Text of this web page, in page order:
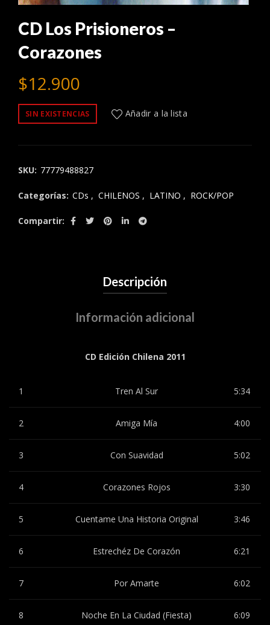
CD Los Prisioneros –
Corazones
$12.900
SIN EXISTENCIAS Añadir a la lista
SKU: 77779488827
Categorías: CDs , CHILENOS , LATINO , ROCK/POP
Compartir
Descripción
Información adicional
CD Edición Chilena 2011
1 Tren Al Sur 5:34
2 Amiga Mía 4:00
3 Con Suavidad 5:02
4 Corazones Rojos 3:30
5 Cuentame Una Historia Original 3:46
6 Estrechéz De Corazón 6:21
7 Por Amarte 6:02
8 Noche En La Ciudad (Fiesta) 6:09